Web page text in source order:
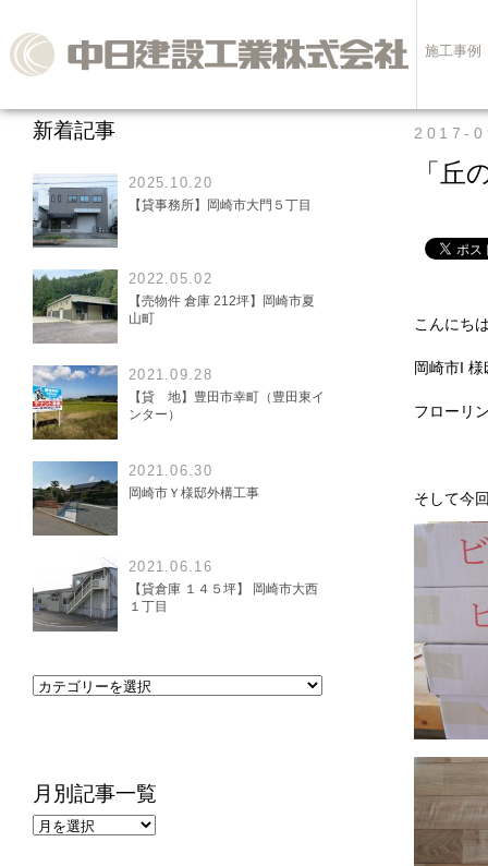
2017-
「丘
こんにち
岡崎市I
フローリ
そして今
新着記事
2025.10.20
【貸事務所】岡崎市大門５丁目
2022.05.02
【売物件 倉庫 212坪】岡崎市夏
山町
2021.09.28
【貸 地】豊田市幸町（豊田東イ
ンター）
2021.06.30
岡崎市Ｙ様邸外構工事
2021.06.16
【貸倉庫 １４５坪】 岡崎市大西
１丁目
月別記事一覧
施工事例